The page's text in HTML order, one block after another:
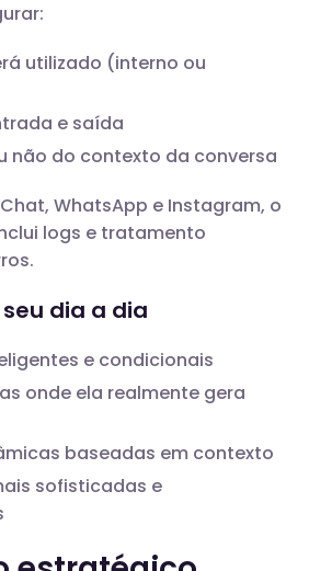
utilizado (interno ou
e saída
não do contexto da conversa
WhatsApp e Instagram, o
logs e tratamento
dia a dia
e condicionais
onde ela realmente gera
baseadas em contexto
sofisticadas e